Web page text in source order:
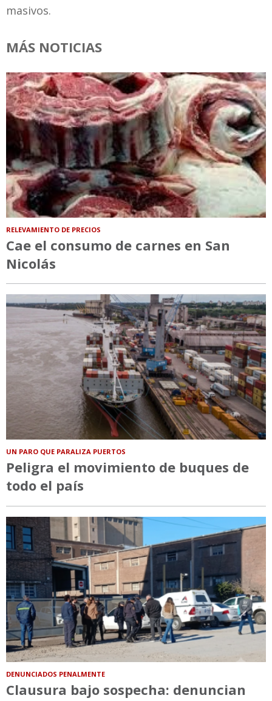
masivos.
MÁS NOTICIAS
RELEVAMIENTO DE PRECIOS
Cae el consumo de carnes en San
Nicolás
UN PARO QUE PARALIZA PUERTOS
Peligra el movimiento de buques de
todo el país
DENUNCIADOS PENALMENTE
Clausura bajo sospecha: denuncian